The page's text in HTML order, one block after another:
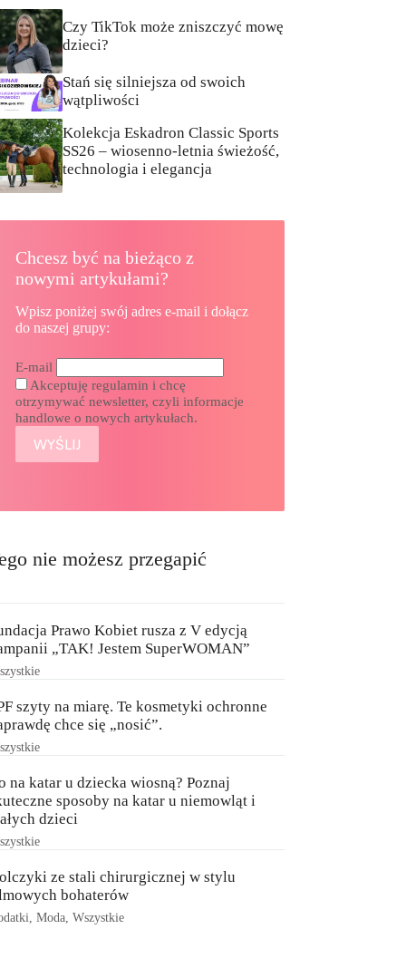
Czy TikTok może zniszczyć mowę
dzieci?
Stań się silniejsza od swoich
wątpliwości
Kolekcja Eskadron Classic Sports
SS26 – wiosenno-letnia świeżość,
technologia i elegancja
Chcesz być na bieżąco z
nowymi artykułami?
Wpisz poniżej swój adres e-mail i dołącz
do naszej grupy:
E-mail
Akceptuję regulamin i chcę
otrzymywać newsletter, czyli informacje
handlowe o nowych artykułach.
nie możesz przegapić
Prawo Kobiet rusza z V edycją
„TAK! Jestem SuperWOMAN”
szyty na miarę. Te kosmetyki ochronne
chce się „nosić”.
na katar u dziecka wiosną? Poznaj
sposoby na katar u niemowląt i
dzieci
ze stali chirurgicznej w stylu
bohaterów
,Moda,Wszystkie